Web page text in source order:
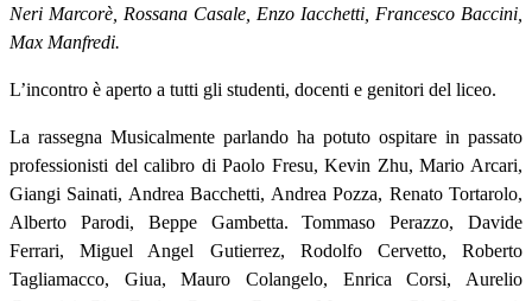
Neri Marcorè, Rossana Casale, Enzo Iacchetti, Francesco Baccini,
Max Manfredi.
L’incontro è aperto a tutti gli studenti, docenti e genitori del liceo.
La rassegna Musicalmente parlando ha potuto ospitare in passato
professionisti del calibro di Paolo Fresu, Kevin Zhu, Mario Arcari,
Giangi Sainati, Andrea Bacchetti, Andrea Pozza, Renato Tortarolo,
Alberto Parodi, Beppe Gambetta. Tommaso Perazzo, Davide
Ferrari, Miguel Angel Gutierrez, Rodolfo Cervetto, Roberto
Tagliamacco, Giua, Mauro Colangelo, Enrica Corsi, Aurelio